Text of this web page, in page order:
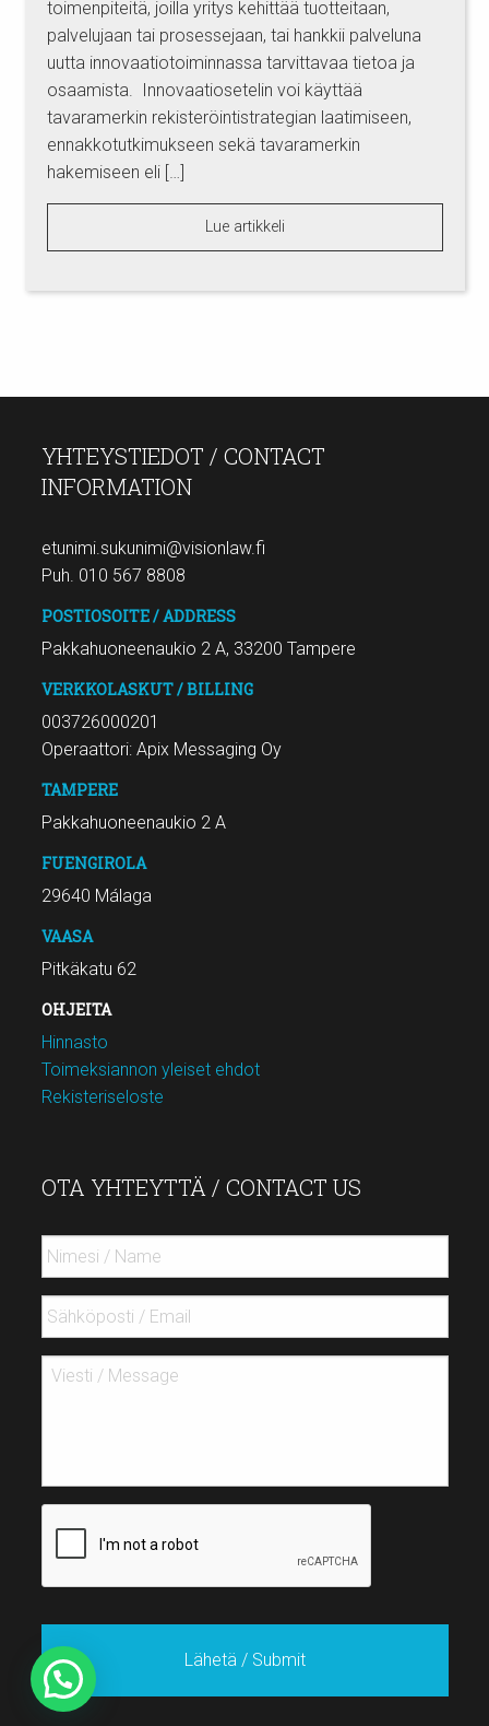
toimenpiteitä, joilla yritys kehittää tuotteitaan,
palvelujaan tai prosessejaan, tai hankkii palveluna
uutta innovaatiotoiminnassa tarvittavaa tietoa ja
osaamista. Innovaatiosetelin voi käyttää
tavaramerkin rekisteröintistrategian laatimiseen,
ennakkotutkimukseen sekä tavaramerkin
hakemiseen eli […]
Lue artikkeli
YHTEYSTIEDOT / CONTACT
INFORMATION
etunimi.sukunimi@visionlaw.fi
Puh. 010 567 8808
POSTIOSOITE / ADDRESS
Pakkahuoneenaukio 2 A, 33200 Tampere
VERKKOLASKUT / BILLING
003726000201
Operaattori: Apix Messaging Oy
TAMPERE
Pakkahuoneenaukio 2 A
FUENGIROLA
29640 Málaga
VAASA
Pitkäkatu 62
OHJEITA
Hinnasto
Toimeksiannon yleiset ehdot
Rekisteriseloste
OTA YHTEYTTÄ / CONTACT US